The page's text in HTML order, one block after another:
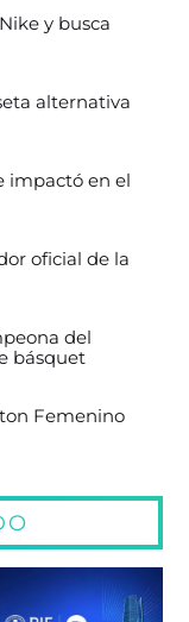
y busca
alternativa
impactó en el
oficial de la
del
básquet
Femenino